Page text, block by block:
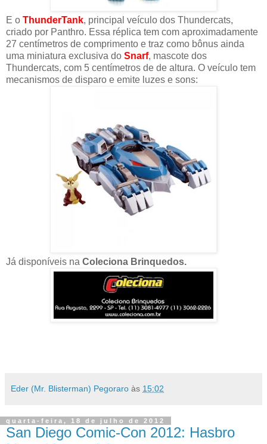
E o ThunderTank, principal veículo dos Thundercats,
criado por Panthro. Essa réplica tem com aproximadamente
27 centímetros de comprimento e traz como bônus ainda
uma miniatura exclusiva do Snarf, mascote dos
Thundercats, com 5 centímetros de de altura. O veículo tem
mecanismos de disparo e emite luzes e sons:
Já disponíveis na Coleciona Brinquedos.
Eder (Mr. Blisterman) Pegoraro às 15:02
quarta-feira, 18 de julho de 2012
San Diego Comic-Con 2012: Hasbro